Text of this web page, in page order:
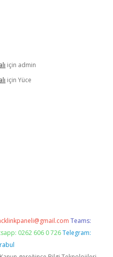
için admin
için Yüce
Teams:
0262 606 0 726 Telegram: